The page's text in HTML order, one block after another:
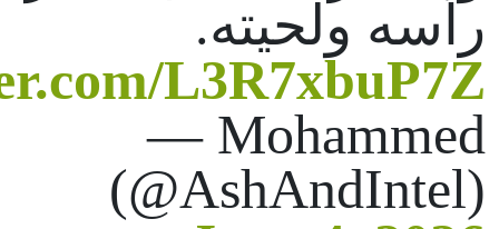
رأسه ولحيته.
L3R7xbuP7Z
— Mohammed
(@AshAndIntel)